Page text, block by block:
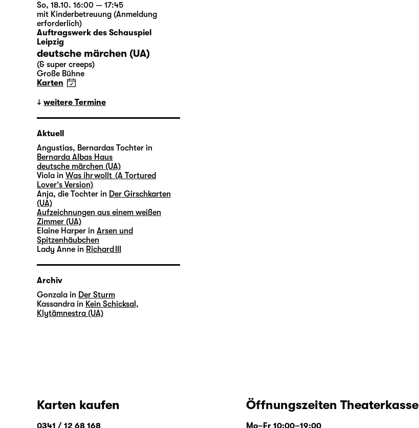
So, 18.10. 16:00 — 17:45
mit Kinderbetreuung (Anmeldung
erforderlich)
Auftragswerk des Schauspiel
Leipzig
deutsche märchen (UA)
(& super creeps)
Große Bühne
Karten
weitere Termine
Aktuell
Angustias, Bernardas Tochter in
Bernarda Albas Haus
deutsche märchen (UA)
Viola in Was ihr wollt (A Tortured
Lover’s Version)
Anja, die Tochter in Der Girschkarten
(UA)
Aufzeichnungen aus einem weißen
Zimmer (UA)
Elaine Harper in Arsen und
Spitzenhäubchen
Lady Anne in Richard III
Archiv
Gonzala in Der Sturm
Kassandra in Kein Schicksal,
Klytämnestra (UA)
Karten kaufen
0341 / 12 68 168
Öffnungszeiten Theaterkasse
Mo–Fr 10:00–19:00